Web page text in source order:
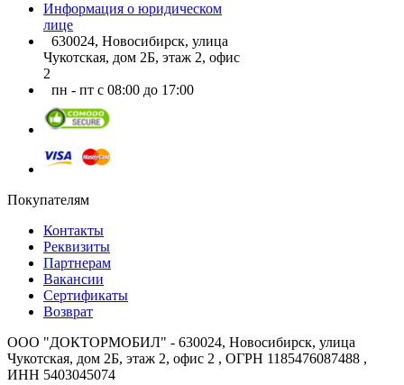
Информация о юридическом
лице
630024, Новосибирск, улица
Чукотская, дом 2Б, этаж 2, офис
2
пн - пт с 08:00 до 17:00
Покупателям
Контакты
Реквизиты
Партнерам
Вакансии
Сертификаты
Возврат
ООО "ДОКТОРМОБИЛ" - 630024, Новосибирск, улица
Чукотская, дом 2Б, этаж 2, офис 2 , ОГРН 1185476087488 ,
ИНН 5403045074